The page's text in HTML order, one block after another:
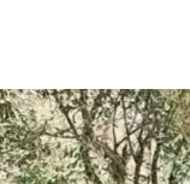
Entertainment
Sports